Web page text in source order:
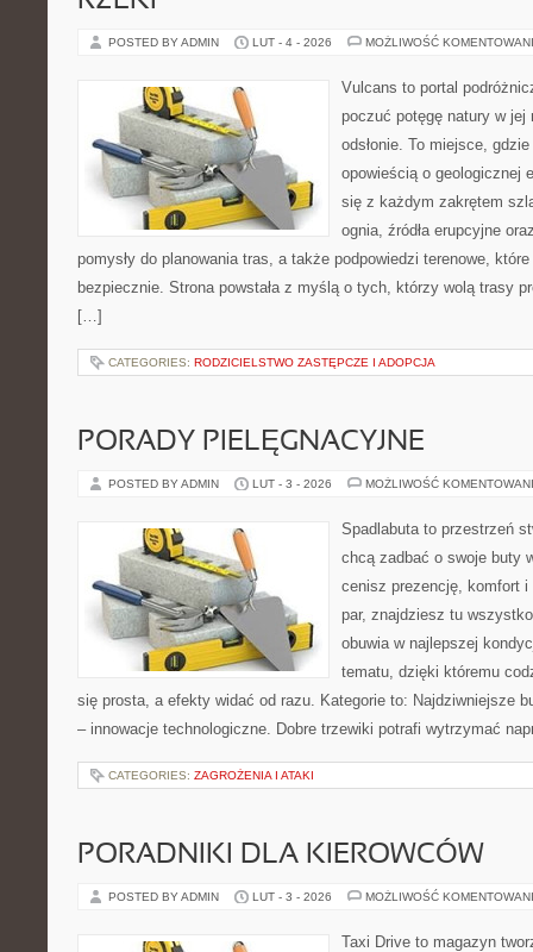
POSTED BY ADMIN LUT - 4 - 2026 MOŻLIWOŚĆ
Vulcans to portal
poczuć potęgę natury w jej
odsłonie. To miejsce,
opowieścią o geologicznej
się z każdym zakrętem
ognia, źródła erupcyjne
pomysły do planowania tras, a także podpowiedzi terenowe,
bezpiecznie. Strona powstała z myślą o tych, którzy wolą trasy
[…]
CATEGORIES: RODZICIELSTWO ZASTĘPCZE I ADOPCJA
PORADY PIELĘGNACYJNE
POSTED BY ADMIN LUT - 3 - 2026 MOŻLIWOŚĆ
Spadlabuta to przestrzeń
chcą zadbać o swoje buty
cenisz prezencję, komfort i
par, znajdziesz tu
obuwia w najlepszej
tematu, dzięki któremu
się prosta, a efekty widać od razu. Kategorie to: Najdziwniejsze
– innowacje technologiczne. Dobre trzewiki potrafi wytrzymać
CATEGORIES: ZAGROŻENIA I ATAKI
PORADNIKI DLA KIEROWCÓW
POSTED BY ADMIN LUT - 3 - 2026 MOŻLIWOŚĆ
Taxi Drive to magazyn